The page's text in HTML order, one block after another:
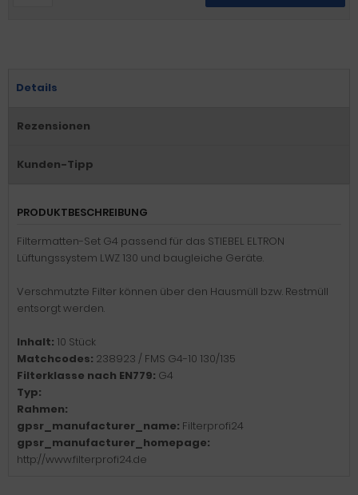
Details
Rezensionen
Kunden-Tipp
PRODUKTBESCHREIBUNG
Filtermatten-Set G4 passend für das STIEBEL ELTRON
Lüftungssystem LWZ 130 und baugleiche Geräte.
Verschmutzte Filter können über den Hausmüll bzw. Restmüll
entsorgt werden.
Inhalt: 10 Stück
Matchcodes: 238923 / FMS G4-10 130/135
Filterklasse nach EN779: G4
Typ:
Rahmen:
gpsr_manufacturer_name: Filterprofi24
gpsr_manufacturer_homepage:
http://www.filterprofi24.de